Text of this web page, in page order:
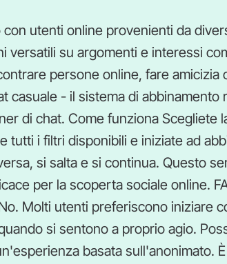
utenti online provenienti da
versatili su argomenti e interessi
persone online, fare amicizia
casuale - il sistema di abbinamento
di chat. Come funziona Scegliete
tutti i filtri disponibili e iniziate ad
si salta e si continua. Questo
per la scoperta sociale online.
Molti utenti preferiscono iniziare
si sentono a proprio agio.
basata sull'anonimato.